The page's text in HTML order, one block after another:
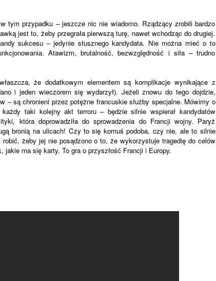
tym przypadku – jeszcze nic nie wiadomo. Rządzący zrobili bardzo
jest to, żeby przegrała pierwszą turę, nawet wchodząc do drugiej.
sukcesu – jedynie słusznego kandydata. Nie można mieć o to
Atawizm, brutalność, bezwzględność i siła – trudno
że dodatkowym elementem są komplikacje wynikające z
i jeden wieczorem się wydarzył). Jeżeli znowu do tego dojdzie,
– są chronieni przez potężne francuskie służby specjalne. Mówimy o
taki kolejny akt terroru – będzie silnie wspierał kandydatów
która doprowadziła do sprowadzenia do Francji wojny. Paryż
bronią na ulicach! Czy to się komuś podoba, czy nie, ale to silnie
żeby jej nie posądzono o to, że wykorzystuje tragedię do celów
ma się karty. To gra o przyszłość Francji i Europy.